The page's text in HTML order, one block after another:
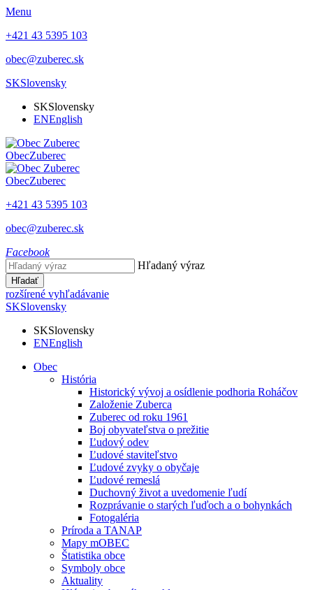
Menu
+421 43 5395 103
obec@zuberec.sk
SKSlovensky
SKSlovensky
ENEnglish
ObecZuberec
ObecZuberec
+421 43 5395 103
obec@zuberec.sk
Facebook
Hľadaný výraz
Hľadať
rozšírené vyhľadávanie
SKSlovensky
SKSlovensky
ENEnglish
Obec
História
Historický vývoj a osídlenie podhoria Roháčov
Založenie Zuberca
Zuberec od roku 1961
Boj obyvateľstva o prežitie
Ľudový odev
Ľudové staviteľstvo
Ľudové zvyky o obyčaje
Ľudové remeslá
Duchovný život a uvedomenie ľudí
Rozprávanie o starých ľuďoch a o bohynkách
Fotogaléria
Príroda a TANAP
Mapy mOBEC
Štatistika obce
Symboly obce
Aktuality